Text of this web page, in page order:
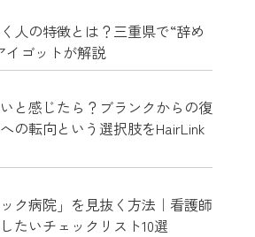
人の特徴とは？三重県で“辞め
イゴットが解説
と感じたら？ブランクからの復
の転向という選択肢をHairLink
ク病院」を見抜く方法｜看護師
たいチェックリスト10選